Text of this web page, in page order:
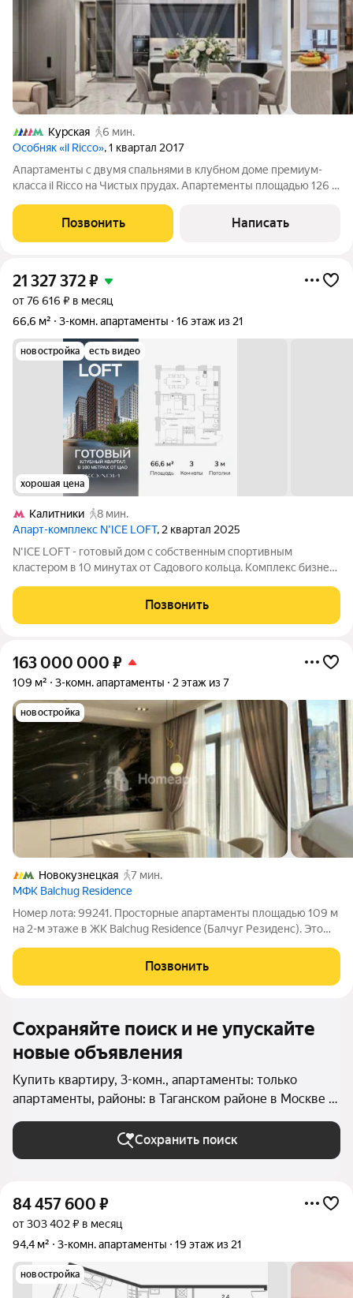
Курская
6 мин.
Особняк «il Ricco», 1 квартал 2017
Апартаменты с двумя спальнями в клубном доме премиум-
класса il Ricco на Чистых прудах. Апартементы площадью 126 м
современном стиле. Интерьеры наполнены мебелью и
бытовой техникой. Спланирована
Позвонить Написать
21 327 372₽
от 76 616 ₽ в месяц
66,6 м²
3-комн. апартаменты 16 этаж из 21
новостройка есть видео
хорошая цена
Калитники
8 мин.
Апарт-комплекс N’ICE LOFT, 2 квартал 2025
N'ICE LOFT - готовый дом с собственным спортивным
кластером в 10 минутах от Садового кольца. Комплекс бизнес-
компания КОЛДИ, представляет собой знаковое жилое
пространство, на территории которого
Позвонить
163 000 000 ₽
109 м² 3-комн. апартаменты 2 этаж из 7
новостройка
Новокузнецкая
7 мин.
МФК Balchug Residence
Номер лота: 99241. Просторные апартаменты площадью 109 м
на 2-м этаже в ЖК Balchug Residence (Балчуг Резиденс). Это
девелопера Insigma, выполненный по индивидуальному
архитектурному проекту
Позвонить
Сохраняйте поиск и не упускайте
новые объявления
Купить квартиру, 3-комн., апартаменты: только
апартаменты, районы: в Таганском районе в Москве и
МО
Сохранить поиск
84 457 600 ₽
от 303 402 ₽ в месяц
94,4 м²
3-комн. апартаменты 19 этаж из 21
новостройка